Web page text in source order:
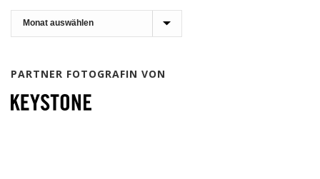
Archiv
PARTNER FOTOGRAFIN VON